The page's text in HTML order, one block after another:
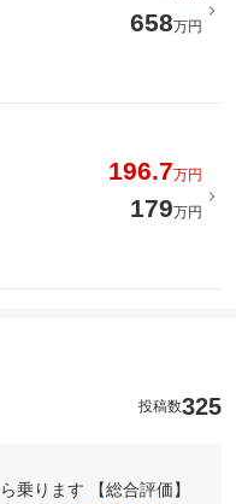
658万円
196.7万円
179万円
投稿数325
乗ります 【総合評価】